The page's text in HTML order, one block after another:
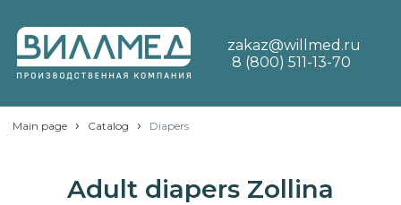
zakaz@willmed.ru
8 (800) 511-13-70
Main page › Catalog › Diapers
Adult diapers Zollina